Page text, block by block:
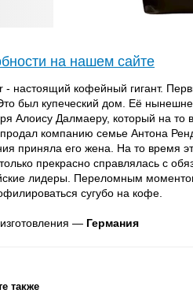
на нашем сайте
- настоящий кофейный гигант.
был купеческий дом. Её
Алоису Далмаеру, который на
продал компанию семье Антона
приняла его жена. На то время
прекрасно справлялась с
лидеры. Переломным
сугубо на кофе.
— Германия
также